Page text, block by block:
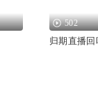
502
归期直播回